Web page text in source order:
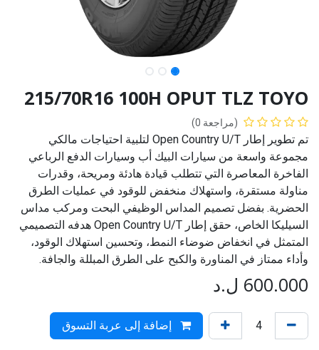
215/70R16 100H OPUT TLZ TOYO
(مراجعة 0)
تم تطوير إطار Open Country U/T لتلبية احتياجات مالكي
مجموعة واسعة من سيارات البيك أب وسيارات الدفع الرباعي
الفاخرة المعاصرة التي تتطلب قيادة هادئة ومريحة، وقدرات
مناولة مستقرة، واستهلاك منخفض للوقود في عمليات الطرق
الحضرية. بفضل تصميم المداس الوظيفي البحت ومركب مداس
السيليكا الخاص، حقق إطار Open Country U/T هدفه التصميمي
المتمثل في انخفاض ضوضاء النمط، وتحسين استهلاك الوقود،
وأداء ممتاز في المناورة والكبح على الطرق المبللة والجافة.
600.000 ل.د
إضافة إلى عربة التسوق